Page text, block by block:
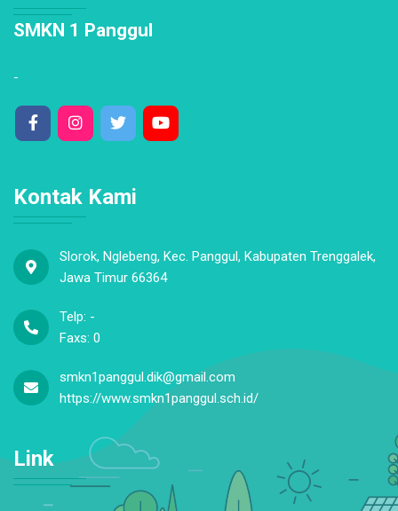
SMKN 1 Panggul
-
Kontak Kami
Slorok, Nglebeng, Kec. Panggul, Kabupaten Trenggalek,
Jawa Timur 66364
Telp: -
Faxs: 0
smkn1panggul.dik@gmail.com
https://www.smkn1panggul.sch.id/
Link